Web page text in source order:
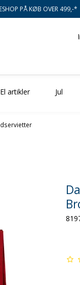
PÅ KØB OVER 499,-*
El artikler Jul